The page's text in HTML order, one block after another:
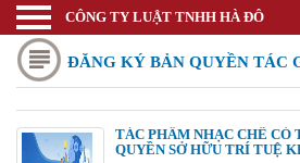
Luật sư
Trang chủ
Thương mại quốc tế
Thành lập doanh nghiệp
CÔNG TY LUẬT TNHH HÀ ĐÔ
ĐĂNG KÝ BẢN QUYỀN TÁC
TÁC PHẨM NHẠC CHẾ CÓ
QUYỀN SỞ HỮU TRÍ TUỆ